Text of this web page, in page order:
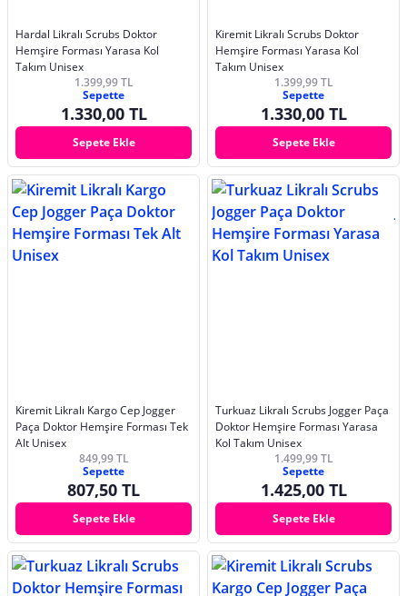
Hardal Likralı Scrubs Doktor
Hemşire Forması Yarasa Kol
Takım Unisex
1.399,99 TL
Sepette
1.330,00 TL
Sepete Ekle
Kiremit Likralı Scrubs Doktor
Hemşire Forması Yarasa Kol
Takım Unisex
1.399,99 TL
Sepette
1.330,00 TL
Sepete Ekle
Kiremit Likralı Kargo Cep Jogger
Paça Doktor Hemşire Forması Tek
Alt Unisex
849,99 TL
Sepette
807,50 TL
Sepete Ekle
Turkuaz Likralı Scrubs Jogger Paça
Doktor Hemşire Forması Yarasa
Kol Takım Unisex
1.499,99 TL
Sepette
1.425,00 TL
Sepete Ekle